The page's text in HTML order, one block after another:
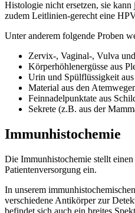
Histologie nicht ersetzen, sie
zudem Leitlinien-gerecht eine
Unter anderem folgende Proben
Zervix-, Vaginal-, Vulva
Körperhöhlenergüsse aus
Urin und Spülflüssigkeit
Material aus den
Feinnadelpunktate aus
Sekrete (z.B. aus der
Immunhistochemie
Die Immunhistochemie stellt
Patientenversorgung ein.
In unserem
verschiedene Antikörper zur
befindet sich auch ein breites